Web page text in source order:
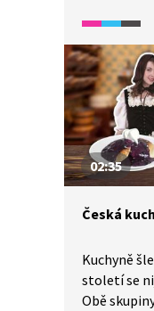
a vláda syna
02:35
Česká
Kuchyně
století se
Obě